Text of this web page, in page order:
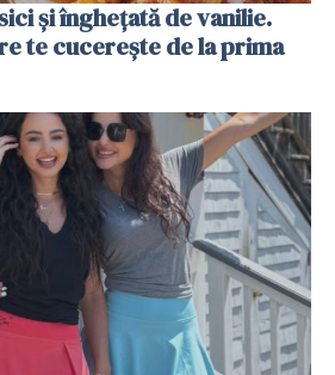
și înghețată de vanilie.
te cucerește de la prima